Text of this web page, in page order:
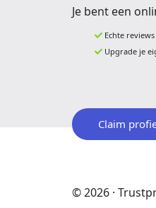
Je bent een
Echte reviews
Upgrade je
Claim
© 2026 ·